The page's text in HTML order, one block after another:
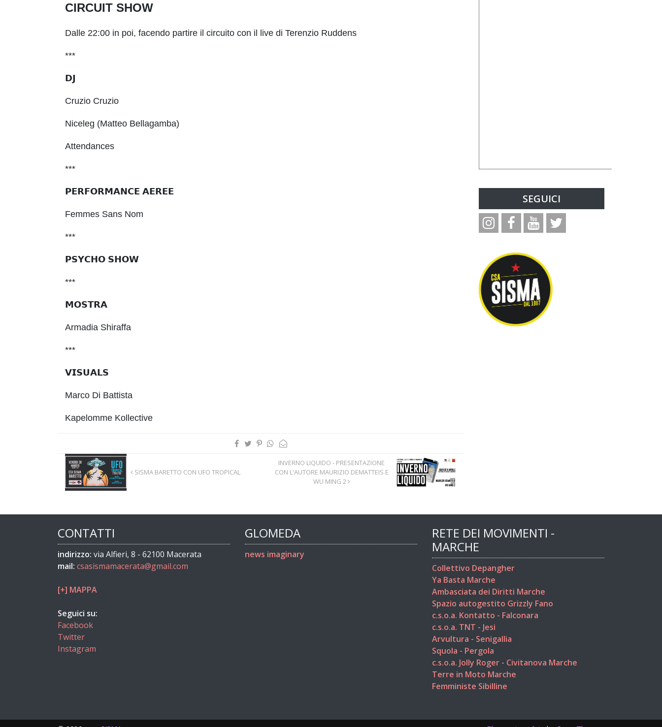
CIRCUIT SHOW
Dalle 22:00 in poi, facendo partire il circuito con il live di Terenzio Ruddens
***
𝗗𝗝
Cruzio Cruzio
Niceleg (Matteo Bellagamba)
Attendances
***
𝗣𝗘𝗥𝗙𝗢𝗥𝗠𝗔𝗡𝗖𝗘 𝗔𝗘𝗥𝗘𝗘
Femmes Sans Nom
***
𝗣𝗦𝗬𝗖𝗛𝗢 𝗦𝗛𝗢𝗪
***
𝗠𝗢𝗦𝗧𝗥𝗔
Armadia Shiraffa
***
𝗩𝗜𝗦𝗨𝗔𝗟𝗦
Marco Di Battista
Kapelomme Kollective
SISMA BARETTO CON UFO TROPICAL
INVERNO LIQUIDO - PRESENTAZIONE
CON L'AUTORE MAURIZIO DEMATTEIS E
WU MING 2
SEGUICI
CONTATTI
indirizzo: via Alfieri, 8 - 62100 Macerata
mail: csasismamacerata@gmail.com
[+] MAPPA
Seguici su:
Facebook
Twitter
Instagram
GLOMEDA
news imaginary
RETE DEI MOVIMENTI -
MARCHE
Collettivo Depangher
Ya Basta Marche
Ambasciata dei Diritti Marche
Spazio autogestito Grizzly Fano
c.s.o.a. Kontatto - Falconara
c.s.o.a. TNT - Jesi
Arvultura - Senigallia
Squola - Pergola
c.s.o.a. Jolly Roger - Civitanova Marche
Terre in Moto Marche
Femministe Sibilline